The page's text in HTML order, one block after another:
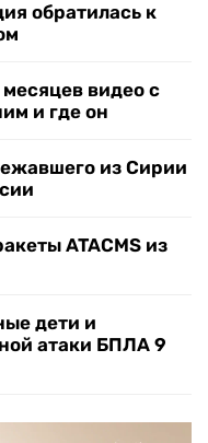
обратилась к
видео с
и где он
из Сирии
ATACMS из
дети и
атаки БПЛА 9